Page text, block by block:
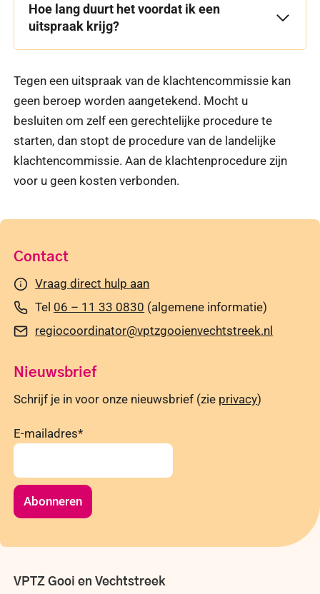
Hoe lang duurt het voordat ik een
uitspraak krijg?
Tegen een uitspraak van de klachtencommissie kan
geen beroep worden aangetekend. Mocht u
besluiten om zelf een gerechtelijke procedure te
starten, dan stopt de procedure van de landelijke
klachtencommissie. Aan de klachtenprocedure zijn
voor u geen kosten verbonden.
Contact
Vraag direct hulp aan
Tel 06 – 11 33 0830 (algemene informatie)
regiocoordinator@vptzgooienvechtstreek.nl
Nieuwsbrief
Schrijf je in voor onze nieuwsbrief (zie privacy)
E-mailadres*
Abonneren
VPTZ Gooi en Vechtstreek